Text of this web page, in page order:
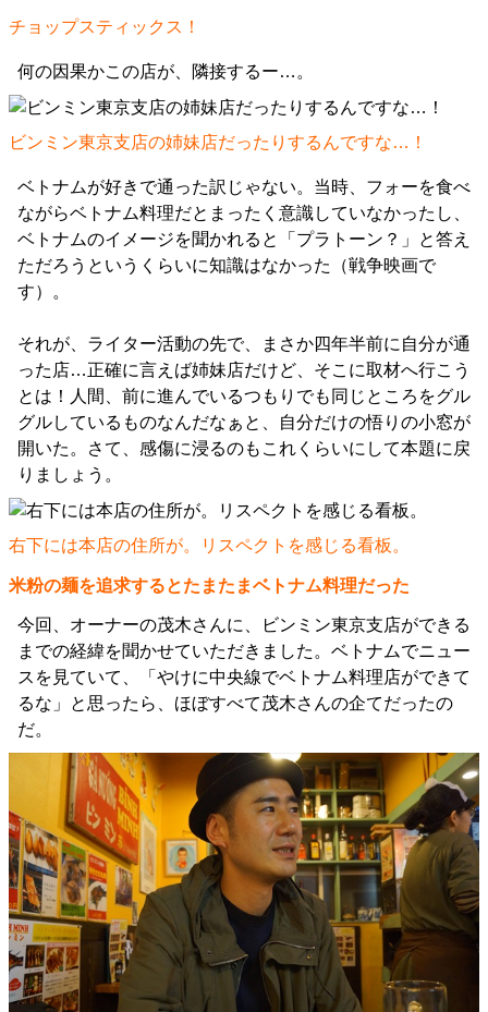
チョップスティックス！
何の因果かこの店が、隣接するー…。
ビンミン東京支店の姉妹店だったりするんですな…！
ベトナムが好きで通った訳じゃない。当時、フォーを食べ
ながらベトナム料理だとまったく意識していなかったし、
ベトナムのイメージを聞かれると「プラトーン？」と答え
ただろうというくらいに知識はなかった（戦争映画で
す）。
それが、ライター活動の先で、まさか四年半前に自分が通
った店…正確に言えば姉妹店だけど、そこに取材へ行こう
とは！人間、前に進んでいるつもりでも同じところをグル
グルしているものなんだなぁと、自分だけの悟りの小窓が
開いた。さて、感傷に浸るのもこれくらいにして本題に戻
りましょう。
右下には本店の住所が。リスペクトを感じる看板。
米粉の麺を追求するとたまたまベトナム料理だった
今回、オーナーの茂木さんに、ビンミン東京支店ができる
までの経緯を聞かせていただきました。ベトナムでニュー
スを見ていて、「やけに中央線でベトナム料理店ができて
るな」と思ったら、ほぼすべて茂木さんの企てだったの
だ。